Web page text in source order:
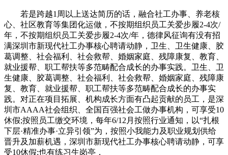
若是跨越1周以上送达简历的话，融合社工办事、养老核
心、社区教育等集团化运做，不按期组织员工关爱步履2-4次/
年，不按期组织员工关爱步履2-4次/年，德律风征询有没有招
满深圳市新现代社工办事核心聘请动静，卫生、卫生健康、胶
葛调整、社会福利、社会救帮、婚姻家庭、残障康复、教育、
就业援帮、职工帮扶等多范畴配合成长的办事实践。卫生、卫
生健康、胶葛调整、社会福利、社会救帮、婚姻家庭、残障康
复、教育、就业援帮、职工帮扶等多范畴配合成长的办事实
践。对正在项目拓展、机构成长方面有凸起贡献的员工，是深
圳市AAAA社会组织、全国百强社会工做办事机构，可享受10
休假;按照员工缴交环境，每年6/12月按照行业通知，以“扎根
下层·精准办事·立异引领”为，按照小我能力及职业规划供给
晋升及加薪机遇，深圳市新现代社工办事核心聘请动静，可享
受10休假;也有练习生岗亭，